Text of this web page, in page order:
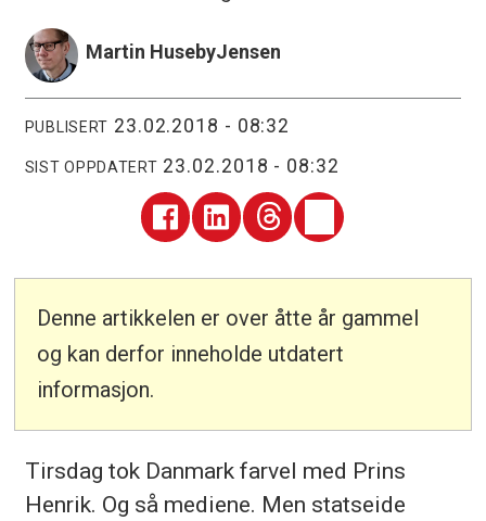
Martin HusebyJensen
PUBLISERT 23.02.2018 - 08:32
SIST OPPDATERT 23.02.2018 - 08:32
Denne artikkelen er over åtte år gammel
og kan derfor inneholde utdatert
informasjon.
Tirsdag tok Danmark farvel med Prins
Henrik. Og så mediene. Men statseide